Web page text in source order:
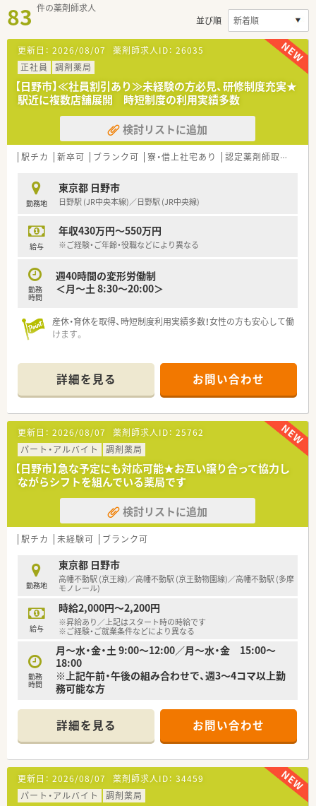
83 件の薬剤師求人
並び順
更新日： 2026/08/07 薬剤師求人ID： 26035
正社員
調剤薬局
【日野市】≪社員割引あり≫未経験の方必見、研修制度充実★
駅近に複数店舗展開 時短制度の利用実績多数
検討リストに追加
駅チカ 新卒可 ブランク可 寮・借上社宅あり 認定薬剤師取得支援あり
勤務地
東京都 日野市
日野駅 (JR中央本線)／日野駅 (JR中央線)
給与
年収430万円～550万円
※ご経験・ご年齢・役職などにより異なる
勤務
時間
週40時間の変形労働制
＜月～土 8:30～20:00＞
産休・育休を取得、時短制度利用実績多数！女性の方も安心して働
けます。
詳細を見る お問い合わせ
更新日： 2026/08/07 薬剤師求人ID： 25762
パート・アルバイト
調剤薬局
【日野市】急な予定にも対応可能★お互い譲り合って協力し
ながらシフトを組んでいる薬局です
検討リストに追加
駅チカ 未経験可 ブランク可
勤務地
東京都 日野市
高幡不動駅 (京王線)／高幡不動駅 (京王動物園線)／高幡不動駅 (多摩
モノレール)
給与
時給2,000円～2,200円
※昇給あり／上記はスタート時の時給です
※ご経験・ご就業条件などにより異なる
勤務
時間
月～水・金・土 9:00～12:00／月～水・金 15:00～
18:00
※上記午前・午後の組み合わせで、週3～4コマ以上勤
務可能な方
詳細を見る お問い合わせ
更新日： 2026/08/07 薬剤師求人ID： 34459
パート・アルバイト
調剤薬局